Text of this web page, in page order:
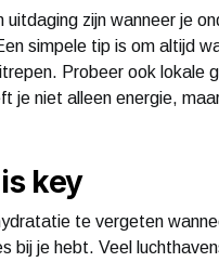
uitdaging zijn wanneer je
simpele tip is om altijd
Probeer ook lokale
je niet alleen energie,
key
te vergeten
bij je hebt. Veel